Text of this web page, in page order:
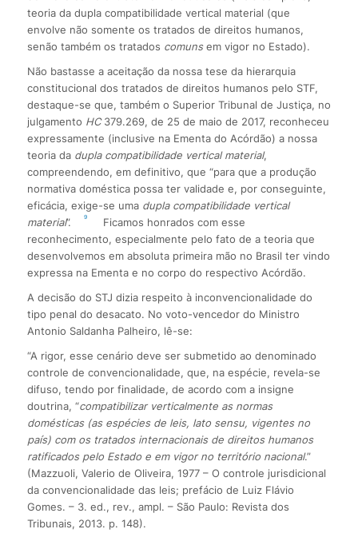
teoria da dupla compatibilidade vertical material (que
envolve não somente os tratados de direitos humanos,
senão também os tratados comunsem vigor no Estado).
Não bastasse a aceitação da nossa tese da hierarquia
constitucional dos tratados de direitos humanos pelo STF,
destaque-se que, também o Superior Tribunal de Justiça, no
julgamento HC379.269, de 25 de maio de 2017, reconheceu
expressamente (inclusive na Ementa do Acórdão) a nossa
teoria da dupla compatibilidade vertical material,
compreendendo, em definitivo, que “para que a produção
normativa doméstica possa ter validade e, por conseguinte,
eficácia, exige-se uma dupla compatibilidade vertical
material”. 9
Ficamos honrados com esse
reconhecimento, especialmente pelo fato de a teoria que
desenvolvemos em absoluta primeira mão no Brasil ter vindo
expressa na Ementa e no corpo do respectivo Acórdão.
A decisão do STJ dizia respeito à inconvencionalidade do
tipo penal do desacato. No voto-vencedor do Ministro
Antonio Saldanha Palheiro, lê-se:
“A rigor, esse cenário deve ser submetido ao denominado
controle de convencionalidade, que, na espécie, revela-se
difuso, tendo por finalidade, de acordo com a insigne
doutrina, “compatibilizar verticalmente as normas
domésticas (as espécies de leis, lato sensu, vigentes no
país) com os tratados internacionais de direitos humanos
ratificados pelo Estado e em vigor no território nacional.”
(Mazzuoli, Valerio de Oliveira, 1977 – O controle jurisdicional
da convencionalidade das leis; prefácio de Luiz Flávio
Gomes. – 3. ed., rev., ampl. – São Paulo: Revista dos
Tribunais, 2013. p. 148).